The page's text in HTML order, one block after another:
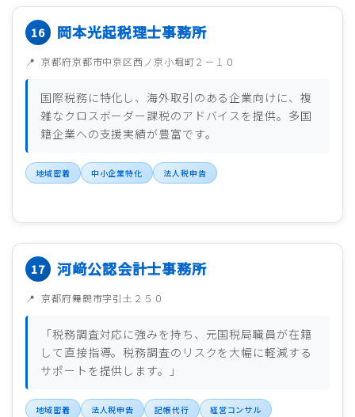
岡本光起税理士事務所
京都府京都市中京区西ノ京小堀町２－１０
国際税務に特化し、海外取引のある企業向けに、複
雑なクロスボーダー課税のアドバイスを提供。多国
籍企業への支援実績が豊富です。
地域密着 中小企業特化 法人税申告
河﨑公認会計士事務所
京都府舞鶴市字引土２５０
「税務調査対応に強みを持ち、元国税局職員が在籍
して直接指導。税務調査のリスクを大幅に軽減する
サポートを提供します。」
地域密着 法人税申告 記帳代行 経営コンサル